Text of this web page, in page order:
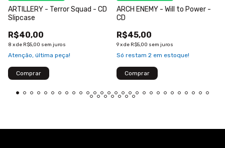
ARTILLERY - Terror Squad - CD
Slipcase
R$40,00
8 xde R$5,00 sem juros
Atenção, última peça!
ARCH ENEMY - Will to Power -
CD
R$45,00
9xde R$5,00 sem juros
Só restam 2 em estoque!